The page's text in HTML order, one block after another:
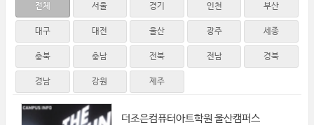
전체 서울 경기 인천 부산
대구 대전 울산 광주 세종
충북 충남 전북 전남 경북
경남 강원 제주
더조은컴퓨터아트학원 울산캠퍼스